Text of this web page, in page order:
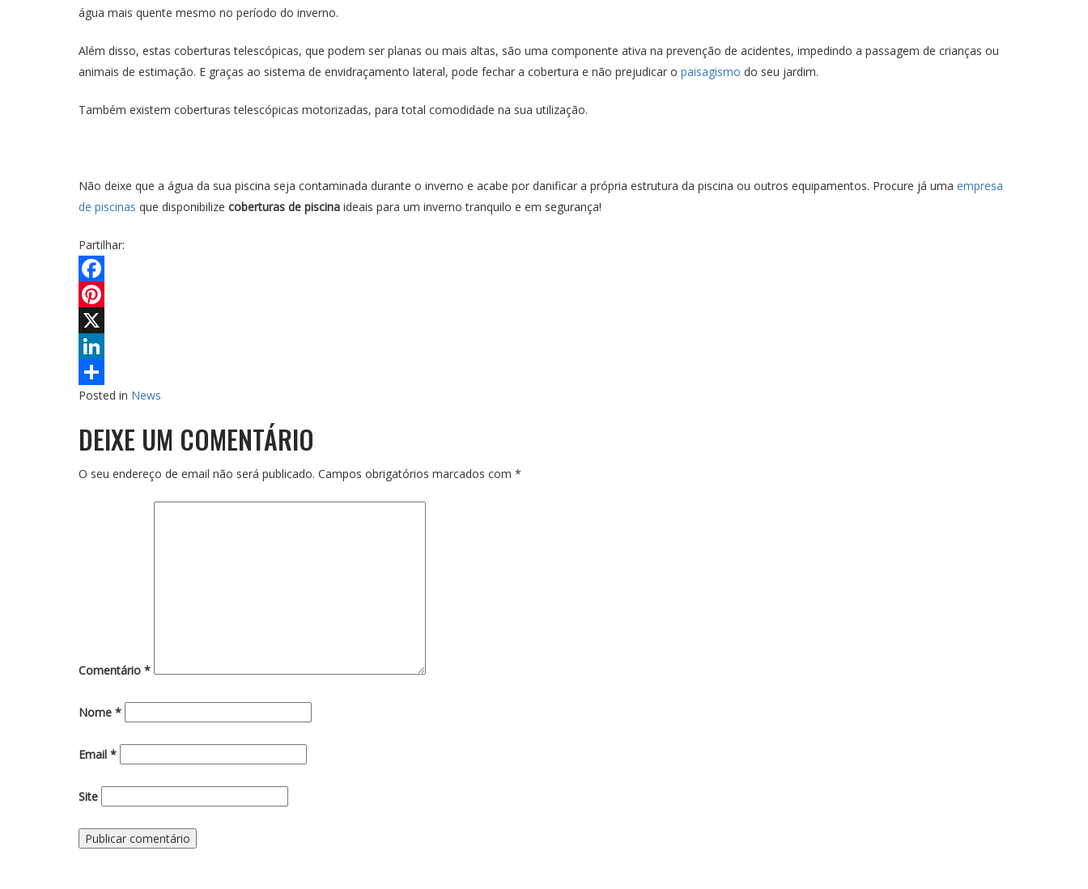
água mais quente mesmo no período do inverno.
Além disso, estas coberturas telescópicas, que podem ser planas ou mais altas, são uma componente ativa na prevenção de acidentes, impedindo a passagem de crianças ou
animais de estimação. E graças ao sistema de envidraçamento lateral, pode fechar a cobertura e não prejudicar o paisagismo do seu jardim.
Também existem coberturas telescópicas motorizadas, para total comodidade na sua utilização.
Não deixe que a água da sua piscina seja contaminada durante o inverno e acabe por danificar a própria estrutura da piscina ou outros equipamentos. Procure já uma empresa
de piscinas que disponibilize coberturas de piscina ideais para um inverno tranquilo e em segurança!
Partilhar:
Facebook
Pinterest
X
LinkedIn
Share
Posted in News
DEIXE UM COMENTÁRIO
O seu endereço de email não será publicado. Campos obrigatórios marcados com *
Comentário *
Nome *
Email *
Site